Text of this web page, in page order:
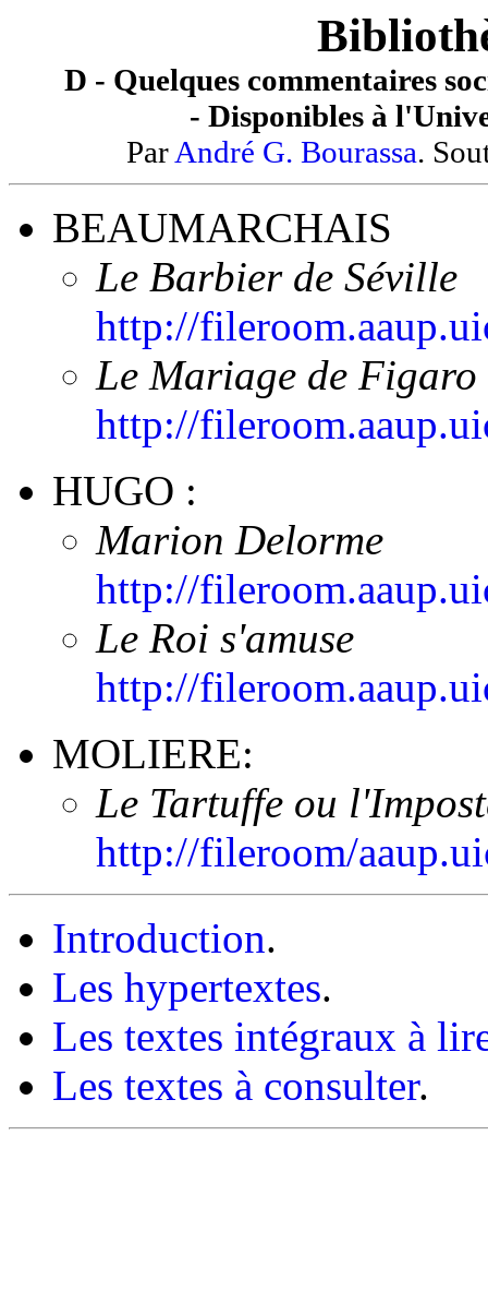
D - Quelques commentaires
- Disponibles à
Par André G. Bourassa.
BEAUMARCHAIS
Le Barbier de Séville
http://
Le Mariage de Figaro
http://
HUGO :
Marion Delorme
http://
Le Roi s'amuse
http://
MOLIERE:
Le Tartuffe ou
http://fileroom/
Introduction.
Les hypertextes.
Les textes intégraux à
Les textes à consulter.